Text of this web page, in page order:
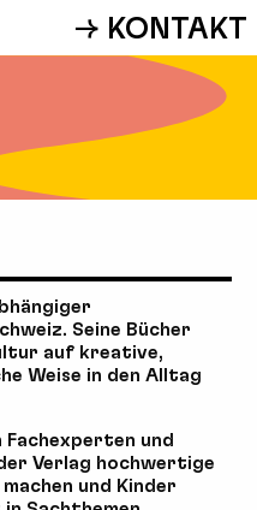
→ KONTAKT
Seine Bücher
auf kreative,
Weise in den Alltag
und
Verlag hochwertige
und Kinder